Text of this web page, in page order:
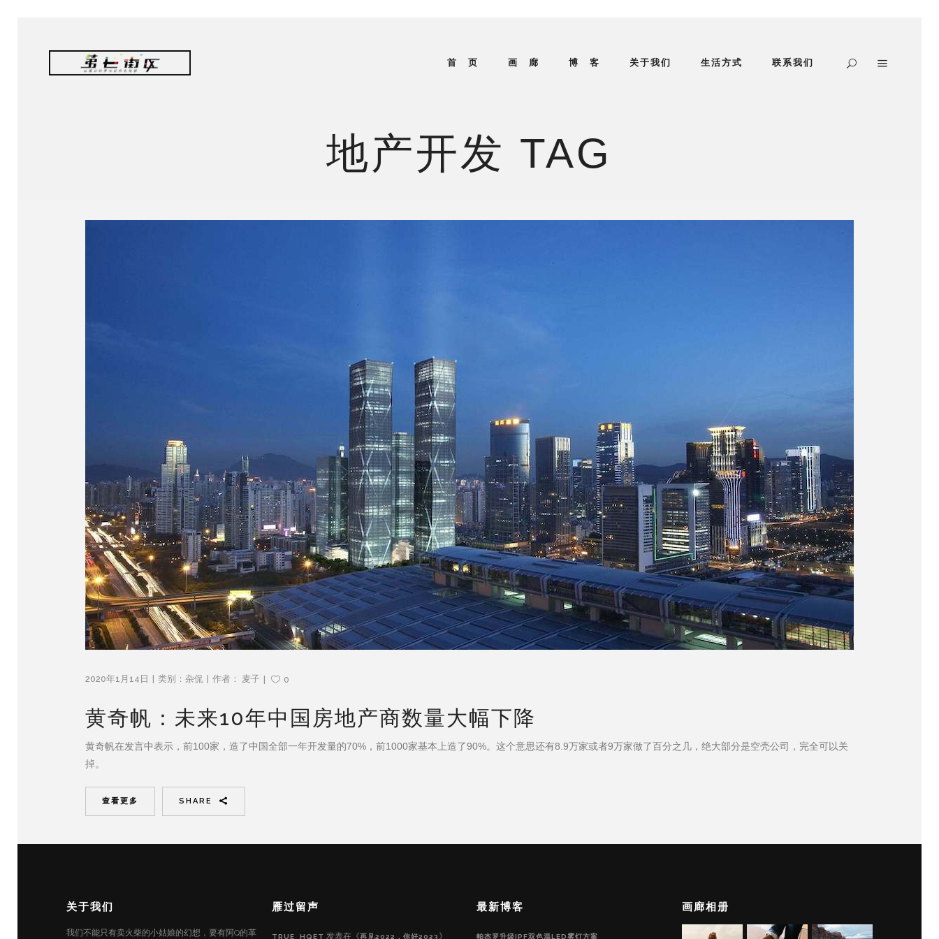
首 页 画 廊 博 客 关于我们 生活方式 联系我们
地产开发 TAG
2020年1月14日 类别： 杂侃 作者： 麦子 0
黄奇帆：未来10年中国房地产商数量大幅下降
黄奇帆在发言中表示，前100家，造了中国全部一年开发量的70%，前1000家基本上造了90%。这个意思还有8.9万家或者9万家做了百分之几，绝大部分是空壳公司，完全可以关
掉。
查看更多 SHARE
关于我们
我们不能只有卖火柴的小姑娘的幻想，要有阿Q的革
雁过留声
TRUE_HQET 发表在《再见2022，你好2023 》
最新博客
帕杰罗升级IPF双色温LED雾灯方案
画廊相册